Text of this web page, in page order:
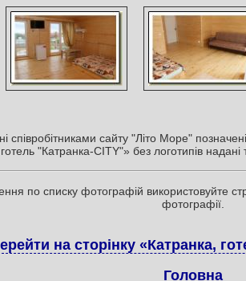
співробітниками сайту "Літо Море"
"Катранка-CITY"» без логотипів надані
по списку фотографій використовуйте
фотографії.
на сторінку «Катранка,
Головна